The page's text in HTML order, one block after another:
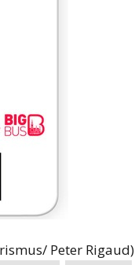
Peter Rigaud)